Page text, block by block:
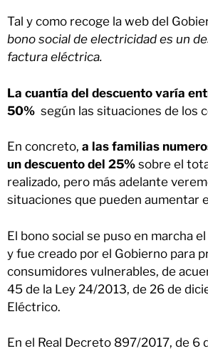
Tal y como recoge la web del
bono social de electricidad es un
factura eléctrica.
La cuantía del descuento varía
50% según las situaciones de los
En concreto, a las familias
un descuento del 25% sobre el
realizado, pero más adelante
situaciones que pueden aumentar
El bono social se puso en marcha
y fue creado por el Gobierno para
consumidores vulnerables, de
45 de la Ley 24/2013, de 26 de
Eléctrico.
En el Real Decreto 897/2017, de 6